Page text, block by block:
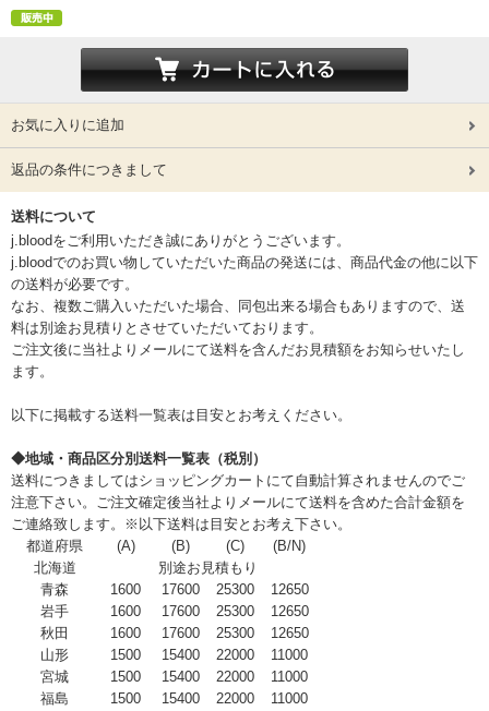
お気に入りに追加
返品の条件につきまして
送料について
j.bloodをご利用いただき誠にありがとうございます。
j.bloodでのお買い物していただいた商品の発送には、商品代金の他に以下
の送料が必要です。
なお、複数ご購入いただいた場合、同包出来る場合もありますので、送
料は別途お見積りとさせていただいております。
ご注文後に当社よりメールにて送料を含んだお見積額をお知らせいたし
ます。
以下に掲載する送料一覧表は目安とお考えください。
◆地域・商品区分別送料一覧表（税別）
送料につきましてはショッピングカートにて自動計算されませんのでご
注意下さい。ご注文確定後当社よりメールにて送料を含めた合計金額を
ご連絡致します。※以下送料は目安とお考え下さい。
都道府県
(A) (B) (C)
(B/N)
北海道
別途お見積もり
青森
1600 17600 25300
12650
岩手
1600 17600 25300
12650
秋田
1600 17600 25300
12650
山形
1500 15400 22000
11000
宮城
1500 15400 22000
11000
福島
1500 15400 22000
11000